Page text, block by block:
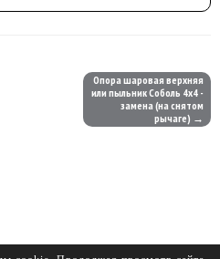
Опора шаровая верхняя
или пыльник Соболь 4х4 -
замена (на снятом
рычаге) →